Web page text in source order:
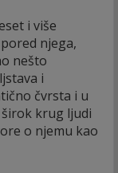
i više
njega,
nešto
i
čvrsta i u
širok krug ljudi
o njemu kao